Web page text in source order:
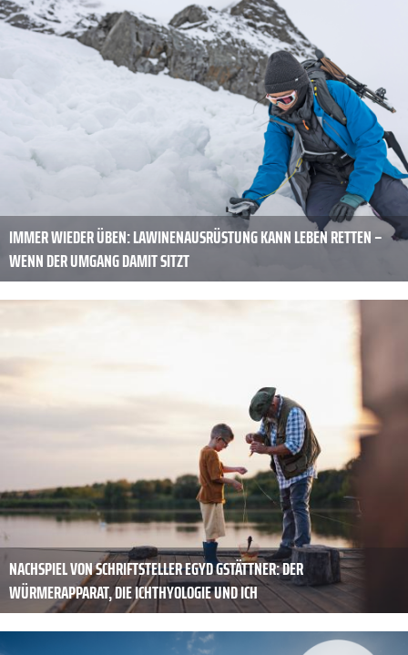
IMMER WIEDER ÜBEN: LAWINENAUSRÜSTUNG KANN LEBEN RETTEN –
WENN DER UMGANG DAMIT SITZT
NACHSPIEL VON SCHRIFTSTELLER EGYD GSTÄTTNER: DER
WÜRMERAPPARAT, DIE ICHTHYOLOGIE UND ICH